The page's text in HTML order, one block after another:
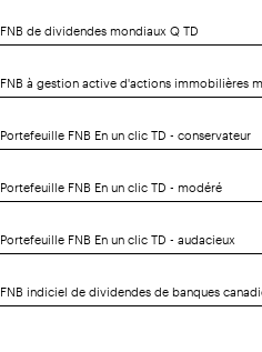
FNB de dividendes mondiaux Q TD
FNB à gestion active d'actions immobilières
Portefeuille FNB En un clic TD - conservateur
Portefeuille FNB En un clic TD - modéré
Portefeuille FNB En un clic TD - audacieux
FNB indiciel de dividendes de banques